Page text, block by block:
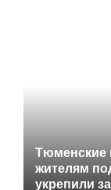
Тюменские
жителям
укрепили